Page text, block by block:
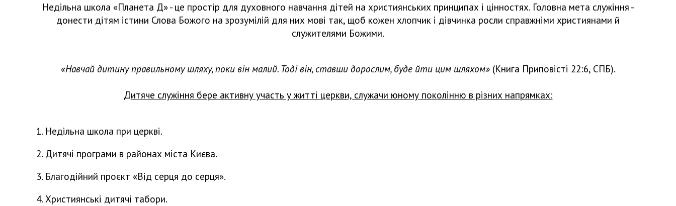
Недільна школа «Планета Д» - це простір для духовного навчання дітей на християнських принципах і цінностях. Головна мета служіння -
донести дітям істини Слова Божого на зрозумілій для них мові так, щоб кожен хлопчик і дівчинка росли справжніми християнами й
служителями Божими.
«Навчай дитину правильному шляху, поки він малий. Тоді він, ставши дорослим, буде йти цим шляхом»(Книга Приповісті 22:6, СПБ).
Дитяче служіння бере активну участь у житті церкви, служачи юному поколінню в різних напрямках:
1. Недільна школа при церкві.
2. Дитячі програми в районах міста Києва.
3. Благодійний проєкт «Від серця до серця».
4. Християнські дитячі табори.